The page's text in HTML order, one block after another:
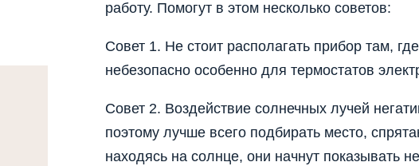
работу. Помогут в этом несколько советов:
Совет 1. Не стоит располагать прибор там,
небезопасно особенно для термостатов
Совет 2. Воздействие солнечных лучей
поэтому лучше всего подбирать место,
находясь на солнце, они начнут показывать